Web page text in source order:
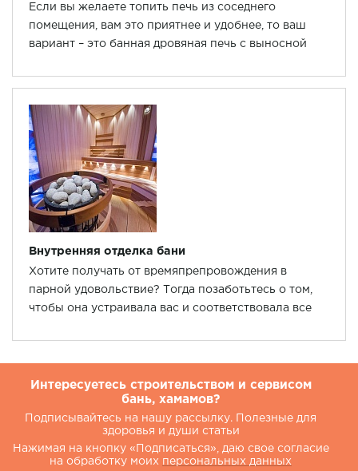
Если вы желаете топить печь из соседнего
помещения, вам это приятнее и удобнее, то ваш
вариант – это банная дровяная печь с выносной
Внутренняя отделка бани
Хотите получать от времяпрепровождения в
парной удовольствие? Тогда позаботьтесь о том,
чтобы она устраивала вас и соответствовала все
Интересуетесь строительством и сервисом
бань, хамамов?
Подписывайтесь на нашу рассылку. Полезные для
здоровья и души статьи
Нажимая на кнопку «Подписаться», даю свое согласие
на обработку моих персональных данных